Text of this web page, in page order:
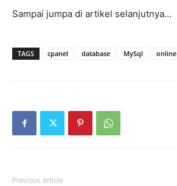
Sampai jumpa di artikel selanjutnya…
TAGS cpanel database MySql online
Previous article